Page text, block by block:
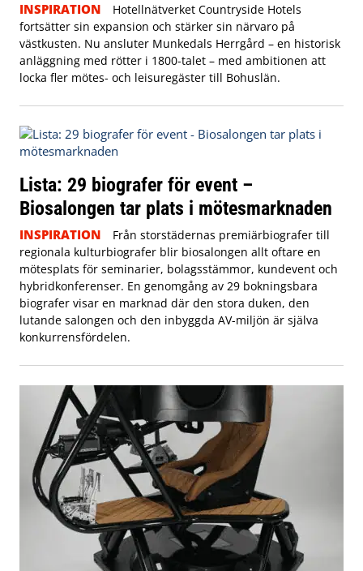
INSPIRATION
Hotellnätverket Countryside Hotels
fortsätter sin expansion och stärker sin närvaro på
västkusten. Nu ansluter Munkedals Herrgård – en historisk
anläggning med rötter i 1800-talet – med ambitionen att
locka fler mötes- och leisuregäster till Bohuslän.
Lista: 29 biografer för event –
Biosalongen tar plats i mötesmarknaden
INSPIRATION
Från storstädernas premiärbiografer till
regionala kulturbiografer blir biosalongen allt oftare en
mötesplats för seminarier, bolagsstämmor, kundevent och
hybridkonferenser. En genomgång av 29 bokningsbara
biografer visar en marknad där den stora duken, den
lutande salongen och den inbyggda AV-miljön är själva
konkurrensfördelen.